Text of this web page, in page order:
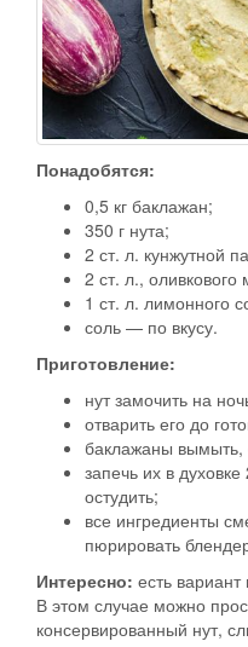
Понадобятся:
0,5 кг баклажан;
350 г нута;
2 ст. л. кунжутной
2 ст. л., оливкового
1 ст. л. лимонного
соль — по вкусу.
Приготовление:
нут замочить на
отварить его до
баклажаны вымыть,
запечь их в
остудить;
все ингредиенты
пюрировать
Интересно: есть
В этом случае можно
консервированный нут,